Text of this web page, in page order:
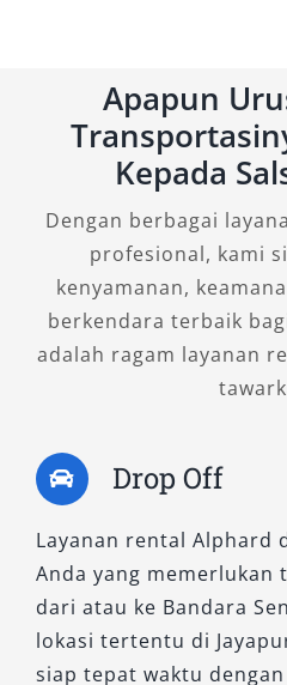
4. New Alphard 2.5
Premium Color)
Model ini menawarkan
kemewahan dan nilai
aerodinamis dan
G sering digunakan
dan keluarga besar.
Toyota Safety Sense
lebih saat berkendara di
5. Alphard 2.5L X
Varian ini menjadi
mengutamakan
harga yang lebih
sederhana dari versi
Apapun
Kepada
Dengan berbagai
profesional, kami
kenyamanan,
berkendara terbaik
adalah ragam layanan
Drop Off
Layanan rental Alphard
Anda yang
dari atau ke Bandara
lokasi tertentu di
siap tepat waktu